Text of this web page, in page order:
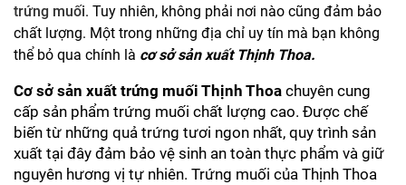
trứng muối. Tuy nhiên, không phải nơi nào cũng đảm bảo
chất lượng. Một trong những địa chỉ uy tín mà bạn không
thể bỏ qua chính là cơ sở sản xuất Thịnh Thoa.
Cơ sở sản xuất trứng muối Thịnh Thoa chuyên cung
cấp sản phẩm trứng muối chất lượng cao. Được chế
biến từ những quả trứng tươi ngon nhất, quy trình sản
xuất tại đây đảm bảo vệ sinh an toàn thực phẩm và giữ
nguyên hương vị tự nhiên. Trứng muối của Thịnh Thoa